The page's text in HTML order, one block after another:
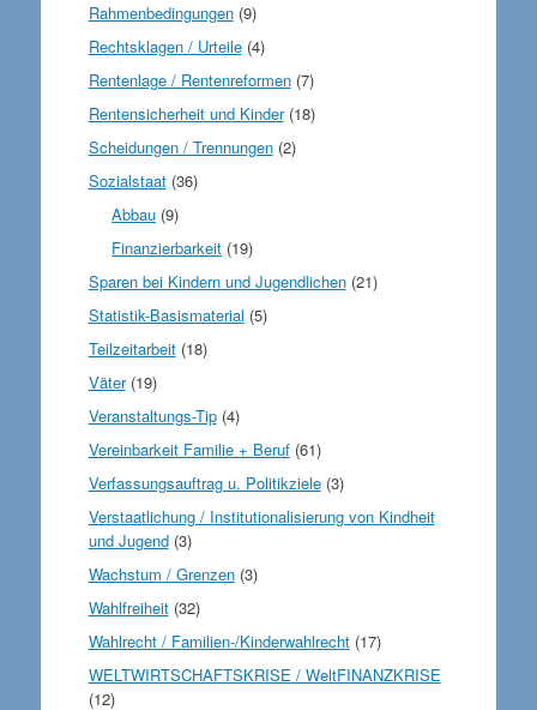
Rahmenbedingungen(9)
Rechtsklagen / Urteile(4)
Rentenlage / Rentenreformen(7)
Rentensicherheit und Kinder(18)
Scheidungen / Trennungen(2)
Sozialstaat(36)
Abbau (9)
Finanzierbarkeit (19)
Sparen bei Kindern und Jugendlichen(21)
Statistik-Basismaterial (5)
Teilzeitarbeit(18)
Väter(19)
Veranstaltungs-Tip(4)
Vereinbarkeit Familie + Beruf(61)
Verfassungsauftrag u. Politikziele(3)
Verstaatlichung / Institutionalisierung von Kindheit
und Jugend(3)
Wachstum / Grenzen(3)
Wahlfreiheit(32)
Wahlrecht / Familien-/Kinderwahlrecht(17)
WELTWIRTSCHAFTSKRISE / WeltFINANZKRISE
(12)